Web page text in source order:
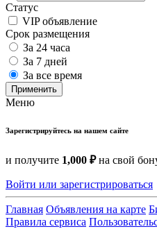
Статус
VIP объявление
Срок размещения
За 24 часа
За 7 дней
За все время
Применить
Меню
Зарегистрируйтесь на нашем сайте
и получите 1,000 ₽на свой
Войти или зарегистрироваться
Главная Объявления на карте
Правила сервиса